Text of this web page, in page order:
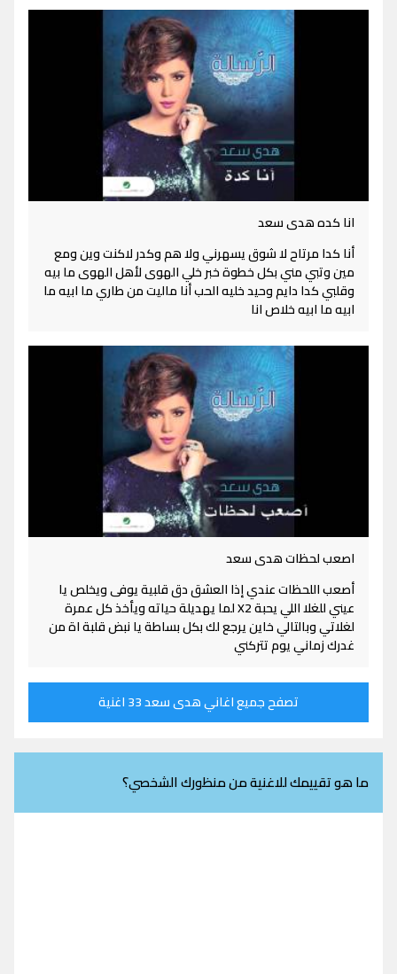
انا كده هدى سعد
أنا كدا مرتاح لا شوق يسهرني ولا هم وكدر لاكنت وين ومع
مين وتبي مني بكل خطوة خبر خلي الهوى لأهل الهوى ما بيه
وقلبي كدا دايم وحيد خليه الحب أنا ماليت من طاري ما ابيه ما
ابيه ما ابيه خلاص انا
اصعب لحظات هدى سعد
أصعب اللحظات عندي إذا العشق دق قلبية يوفى ويخلص يا
عيني للغلا اللي يحبة X2 لما يهديلة حياته ويأخذ كل عمرة
لغلاتي وبالتالي خاين يرجع لك بكل بساطة يا نبض قلبة اة من
غدرك زماني يوم تتركني
تصفح جميع اغاني هدى سعد 33 اغنية
ما هو تقييمك للاغنية من منظورك الشخصي؟